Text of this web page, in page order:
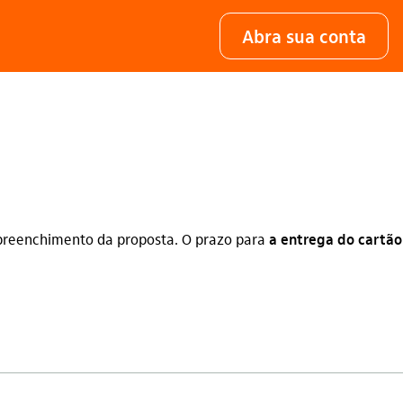
Abra sua conta
da proposta. O prazo para a entrega do cartão